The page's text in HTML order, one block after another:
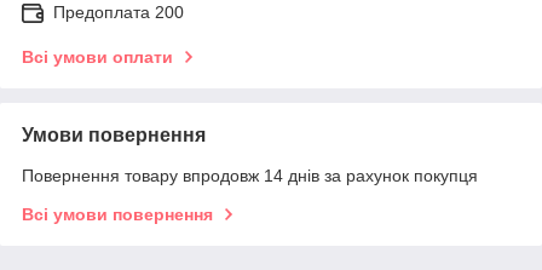
Предоплата 200
Всі умови оплати
Умови повернення
Повернення товару впродовж 14 днів за рахунок покупця
Всі умови повернення